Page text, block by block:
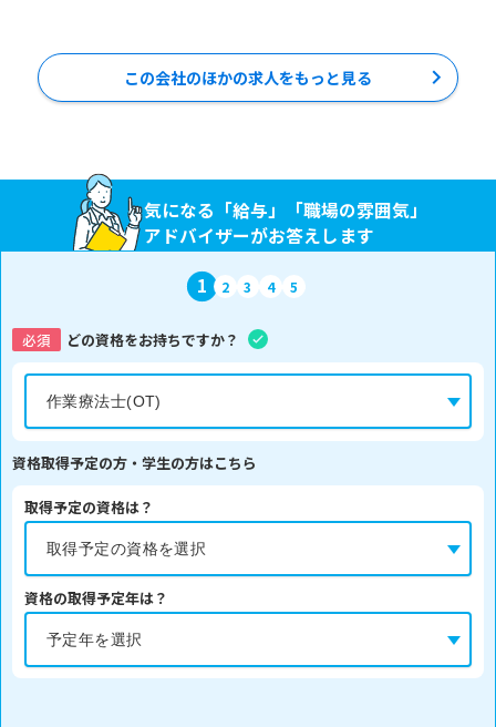
この会社のほかの求人をもっと見る
気になる「給与」「職場の雰囲気」
アドバイザーがお答えします
1 2 3 4 5
必須 どの資格をお持ちですか？
資格取得予定の方・学生の方はこちら
取得予定の資格は？
資格の取得予定年は？